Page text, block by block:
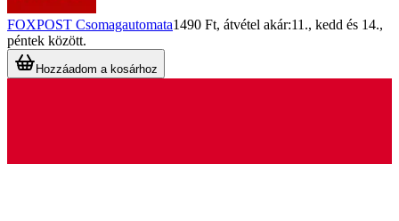
FOXPOST Csomagautomata1490 Ft, átvétel akár:11., kedd és 14.,
péntek között.
Hozzáadom a kosárhoz